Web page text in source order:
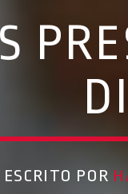
ESCRITO POR